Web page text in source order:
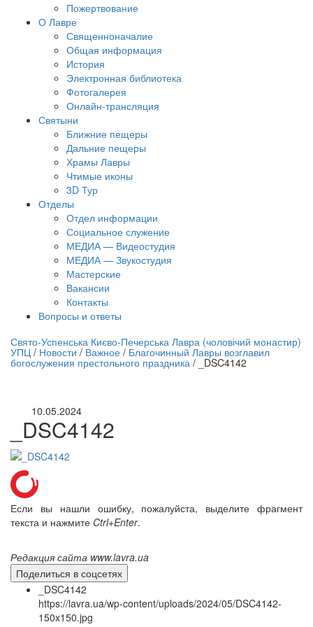
Пожертвование
О Лавре
Священноначалие
Общая информация
История
Электронная библиотека
Фотогалерея
Онлайн-трансляция
Святыни
Ближние пещеры
Дальние пещеры
Храмы Лавры
Чтимые иконы
3D Тур
Отделы
Отдел информации
Социальное служение
МЕДИА — Видеостудия
МЕДИА — Звукостудия
Мастерские
Вакансии
Контакты
Вопросы и ответы
трансляция | 12 сентября
трансляции
Свято-Успенська Києво-Печерська Лавра (чоловічий монастир)
УПЦ / Новости / Важное / Благочинный Лавры возглавил
богослужения престольного праздника / _DSC4142
10.05.2024
_DSC4142
Если вы нашли ошибку, пожалуйста, выделите фрагмент
текста и нажмите Ctrl+Enter.
Редакция сайта www.lavra.ua
Поделиться в соцсетях
_DSC4142
https://lavra.ua/wp-content/uploads/2024/05/DSC4142-
150x150.jpg